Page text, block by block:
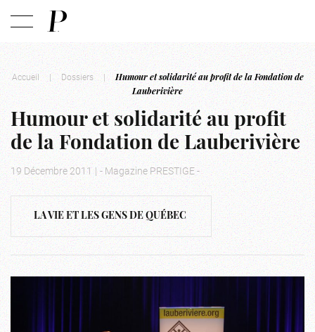
Accueil | Dossiers |
Humour et solidarité au profit de la Fondation de
Lauberivière
Humour et solidarité au profit
de la Fondation de Lauberivière
19 Décembre 2011 | - Magazine PRESTIGE -
LA VIE ET LES GENS DE QUÉBEC